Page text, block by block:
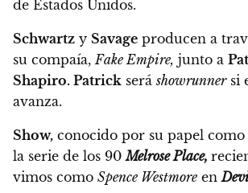
de Estados Unidos.
Schwartz y Savage producen a
su compaía,Fake Empire, junto a
Shapiro. Patrick seráshowrunnersi
avanza.
Show, conocido por su papel como
la serie de los 90Melrose Place,
vimos como Spence Westmore en